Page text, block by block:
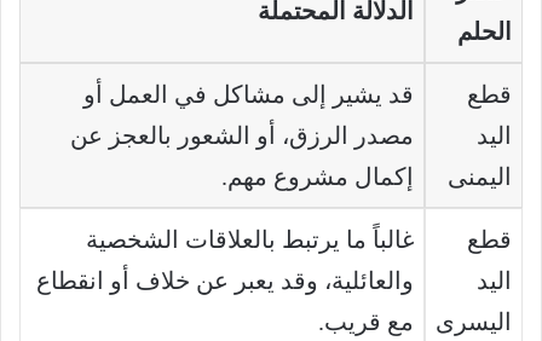
الحلم
الدلالة المحتملة
قطع
اليد
اليمنى
قد يشير إلى مشاكل في العمل أو
مصدر الرزق، أو الشعور بالعجز عن
إكمال مشروع مهم.
قطع
اليد
اليسرى
غالباً ما يرتبط بالعلاقات الشخصية
والعائلية، وقد يعبر عن خلاف أو انقطاع
مع قريب.